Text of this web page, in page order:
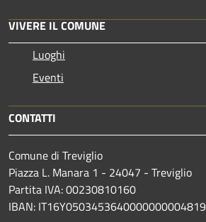
VIVERE IL COMUNE
Luoghi
Eventi
CONTATTI
Comune di Treviglio
Piazza L. Manara 1 - 24047 - Treviglio
Partita IVA: 00230810160
IBAN: IT16Y0503453640000000004819